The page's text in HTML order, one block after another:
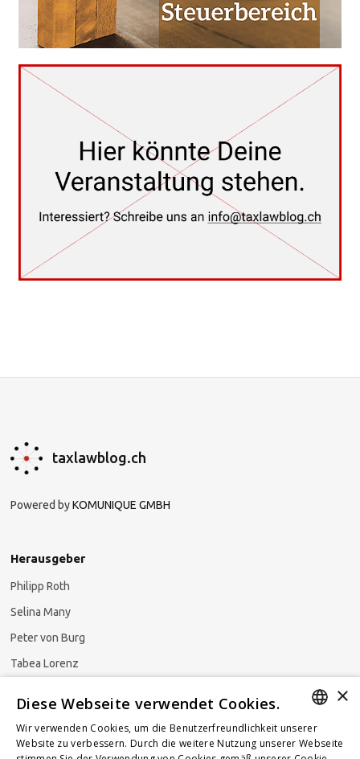
taxlawblog.ch
Powered byKOMUNIQUE GMBH
Herausgeber
Philipp Roth
Selina Many
Peter von Burg
Tabea Lorenz
GERMAN
×
Diese Webseite verwendet Cookies.
Wir verwenden Cookies, um die Benutzerfreundlichkeit unserer
Website zu verbessern. Durch die weitere Nutzung unserer Webseite